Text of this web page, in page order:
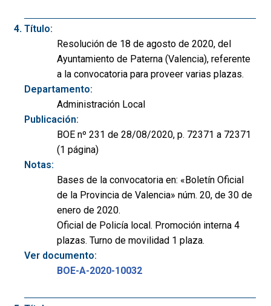
Título:
Resolución de 18 de agosto de 2020, del
Ayuntamiento de Paterna (Valencia), referente
a la convocatoria para proveer varias plazas.
Departamento:
Administración Local
Publicación:
BOE nº 231 de 28/08/2020, p. 72371 a 72371
(1 página)
Notas:
Bases de la convocatoria en: «Boletín Oficial
de la Provincia de Valencia» núm. 20, de 30 de
enero de 2020.
Oficial de Policía local. Promoción interna 4
plazas. Turno de movilidad 1 plaza.
Ver documento:
BOE-A-2020-10032